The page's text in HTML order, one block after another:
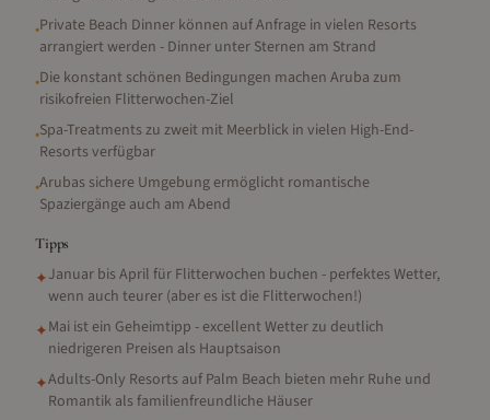
•Private Beach Dinner können auf Anfrage in vielen Resorts
arrangiert werden - Dinner unter Sternen am Strand
•Die konstant schönen Bedingungen machen Aruba zum
risikofreien Flitterwochen-Ziel
•Spa-Treatments zu zweit mit Meerblick in vielen High-End-
Resorts verfügbar
•Arubas sichere Umgebung ermöglicht romantische
Spaziergänge auch am Abend
Tipps
✦Januar bis April für Flitterwochen buchen - perfektes Wetter,
wenn auch teurer (aber es ist die Flitterwochen!)
✦Mai ist ein Geheimtipp - excellent Wetter zu deutlich
niedrigeren Preisen als Hauptsaison
✦Adults-Only Resorts auf Palm Beach bieten mehr Ruhe und
Romantik als familienfreundliche Häuser